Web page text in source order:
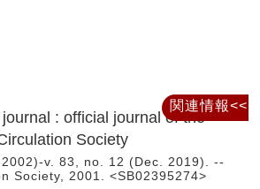
: official journal of the
Society
v. 83, no. 12 (Dec. 2019). --
Society, 2001. <SB02395274>
関連情報<<